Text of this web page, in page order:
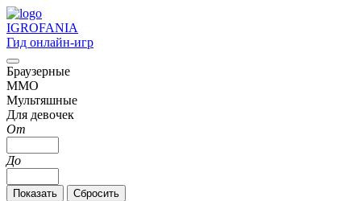
IGROFANIA
Гид онлайн-игр
Браузерные
MMO
Мультяшные
Для девочек
От
До